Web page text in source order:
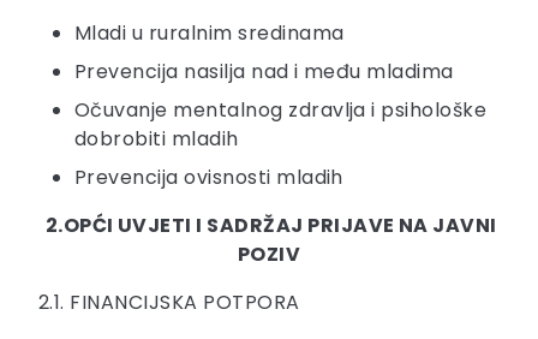
Mladi u ruralnim sredinama
Prevencija nasilja nad i među mladima
Očuvanje mentalnog zdravlja i psihološke
dobrobiti mladih
Prevencija ovisnosti mladih
2.OPĆI UVJETI I SADRŽAJ PRIJAVE NA JAVNI
POZIV
2.1. FINANCIJSKA POTPORA